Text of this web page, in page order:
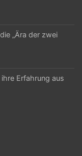
„Ära der zwei
Erfahrung aus